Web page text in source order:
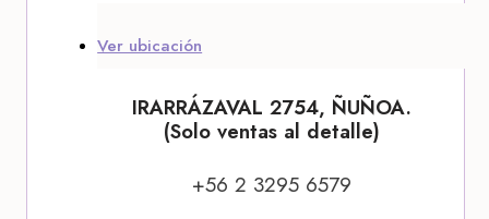
Ver ubicación
IRARRÁZAVAL 2754, ÑUÑOA.
(Solo ventas al detalle)
+56 2 3295 6579